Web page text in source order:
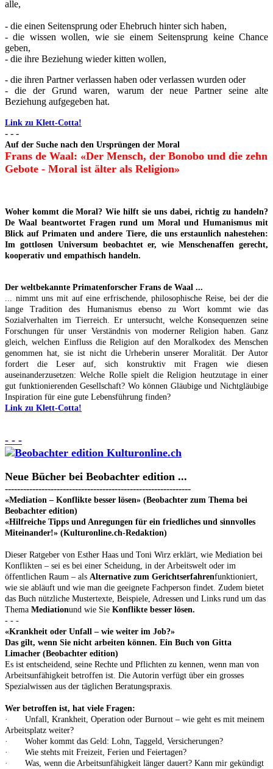
alle,
- die einen Seitensprung oder Ehebruch hinter sich haben,
- die wissen wollen, wie sie einem Seitensprung keine Chance
geben,
- die ihre Beziehung wieder kitten wollen,
- die ihren Partner verlassen haben oder verlassen wurden oder
- die der Grund waren, warum der neue Partner seine alte
Beziehung aufgegeben hat.
Link zu Klett-Cotta!
- - -
Auf der Suche nach den Ursprüngen der Moral
Frans de Waal: «Der Mensch, der Bonobo und die zehn
Gebote - Moral ist älter als Religion»
Woher kommt die Moral? Wie hilft sie uns dabei, richtig zu handeln?
De Waal beantwortet Fragen rund um Moral und Humanismus mit
Blick auf Primaten und andere Tiere, die uns erstaunlich nahestehen:
Im gottlosen Universum beobachtet er, wie Menschenaffen gerecht,
kooperativ und empathisch handeln.
Der weltbekannte Primatenforscher Frans de Waal ...
... nimmt uns mit auf eine erfrischende, philosophische Reise, bei der die
lange Tradition des Humanismus ebenso zu Wort kommt wie das
Sozialverhalten im Tierreich. Er untersucht, welche Konsequenzen seine
Forschungen für unser Verständnis von moderner Religion haben. Ganz
gleich, welchen Einfluss die Religion auf den Moralkodex des Menschen
genommen hat, sie ist nicht die Urheberin unserer Moralität. Der Autor
fordert die Leser auf, sich konstruktiv mit Fragen wie diesen
auseinanderzusetzen: Welche Rolle spielt die Religion heutzutage in einer
gut funktionierenden Gesellschaft? Wo können Gläubige und Nichtgläubige
Inspiration für eine gute Lebensführung finden?
Link zu Klett-Cotta!
- - -
Neue Bücher bei Beobachter edition ...
-------------------------------------------------------------
«Mediation – Konflikte besser lösen» (Beobachter zum Thema bei
Beobachter edition)
«Hilfreiche Tipps und Anregungen für ein friedliches und sinnvolles
Miteinander!» (Kulturonline.ch-Redaktion)
Dieser Ratgeber von Esther Haas und Toni Wirz erklärt, wie Mediation bei
Konflikten – sei es bei einer Scheidung, in der Arbeitswelt oder im
öffentlichen Raum – als Alternative zum Gerichtserfahrenfunktioniert,
wie sie abläuft und wie man die geeignete Fachperson findet. Zudem bietet
das Buch nützliche Mustertexte, Beispiele, Adressen und Links rund um das
Thema Mediationund wie Sie Konflikte besser lösen.
- - -
«Krankheit oder Unfall – wie weiter im Job?»
Das gilt, wenn Sie nicht arbeiten können. Ein Buch von Gitta
Limacher (Beobachter edition)
Es ist entscheidend, seine Rechte und Pflichten zu kennen, wenn man von
Arbeitsunfähigkeit betroffen ist. Die Autorin verfügt über ein grosses
Spezialwissen aus der täglichen Beratungspraxis.
Wer betroffen ist, hat viele Fragen:
· Unfall, Krankheit, Operation oder Burnout – wie geht es mit meinem
Arbeitsplatz weiter?
· Woher kommt das Geld: Lohn, Taggeld, Versicherungen?
· Wie stehts mit Freizeit, Ferien und Feiertagen?
· Was, wenn die Arbeitsunfähigkeit länger dauert? Kann mir gekündigt